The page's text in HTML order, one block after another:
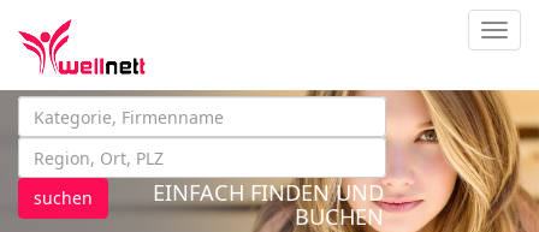
suchen
EINFACH FINDEN UND
BUCHEN